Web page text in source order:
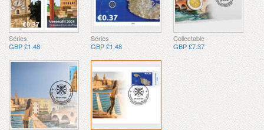
Séries
GBP £1.48
Séries
GBP £1.48
Collectable
GBP £7.37